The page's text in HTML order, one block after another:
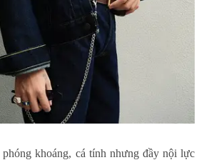
khoáng, cá tính nhưng đầy nội lực